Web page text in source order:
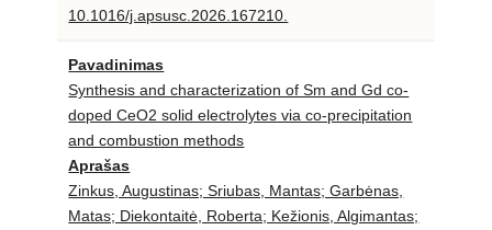
10.1016/j.apsusc.2026.167210.
Pavadinimas
Synthesis and characterization of Sm and Gd co-
doped CeO2 solid electrolytes via co-precipitation
and combustion methods
Aprašas
Zinkus, Augustinas; Sriubas, Mantas; Garbėnas,
Matas; Diekontaitė, Roberta; Kežionis, Algimantas;